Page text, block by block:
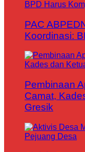
PAC
Koordinasi:
Pembinaan
Camat,
Gresik